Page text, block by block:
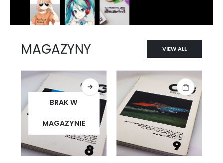
MAGAZYNY VIEW ALL
BRAK W
MAGAZYNIE